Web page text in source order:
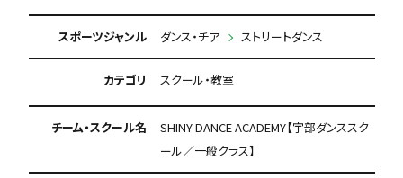
スポーツジャンル ダンス・チア ストリートダンス
カテゴリ スクール・教室
チーム・スクール名
SHINY DANCE ACADEMY【宇部ダンススク
ール／一般クラス】